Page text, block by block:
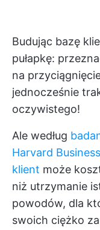
Budując bazę
pułapkę:
na
jednocześnie
oczywistego!
Ale według
Harvard
klient może
niż utrzymanie
powodów, dla
swoich ciężko